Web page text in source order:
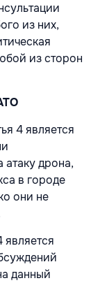
из них,
из сторон
4 является
атаку дрона,
в городе
они не
является
данный